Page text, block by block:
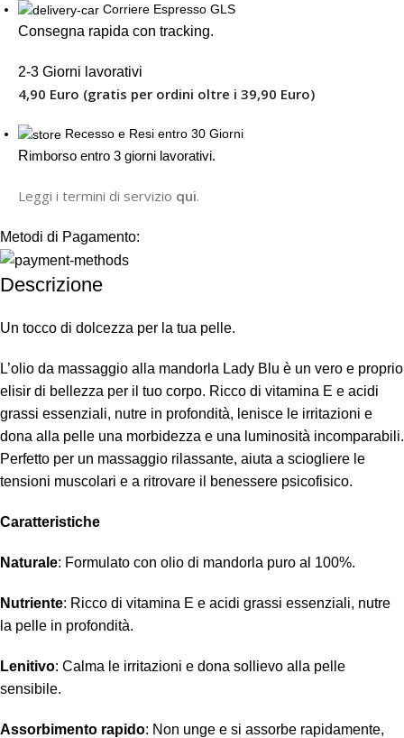
Corriere Espresso GLS
Consegna rapida con tracking.
2-3 Giorni lavorativi
4,90 Euro (gratis per ordini oltre i 39,90 Euro)
Recesso e Resi entro 30 Giorni
Rimborso entro 3 giorni lavorativi.
Leggi i termini di servizio qui.
Metodi di Pagamento:
Descrizione
Un tocco di dolcezza per la tua pelle.
L’olio da massaggio alla mandorla Lady Blu è un vero e proprio
elisir di bellezza per il tuo corpo. Ricco di vitamina E e acidi
grassi essenziali, nutre in profondità, lenisce le irritazioni e
dona alla pelle una morbidezza e una luminosità incomparabili.
Perfetto per un massaggio rilassante, aiuta a sciogliere le
tensioni muscolari e a ritrovare il benessere psicofisico.
Caratteristiche
Naturale: Formulato con olio di mandorla puro al 100%.
Nutriente: Ricco di vitamina E e acidi grassi essenziali, nutre
la pelle in profondità.
Lenitivo: Calma le irritazioni e dona sollievo alla pelle
sensibile.
Assorbimento rapido: Non unge e si assorbe rapidamente,